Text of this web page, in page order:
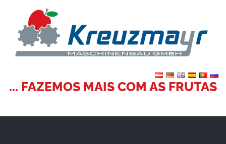
... FAZEMOS MAIS COM AS FRUTAS